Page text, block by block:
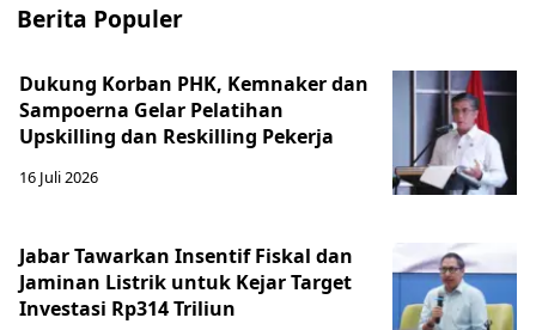
Berita Populer
Dukung Korban PHK, Kemnaker dan
Sampoerna Gelar Pelatihan
Upskilling dan Reskilling Pekerja
16 Juli 2026
Jabar Tawarkan Insentif Fiskal dan
Jaminan Listrik untuk Kejar Target
Investasi Rp314 Triliun